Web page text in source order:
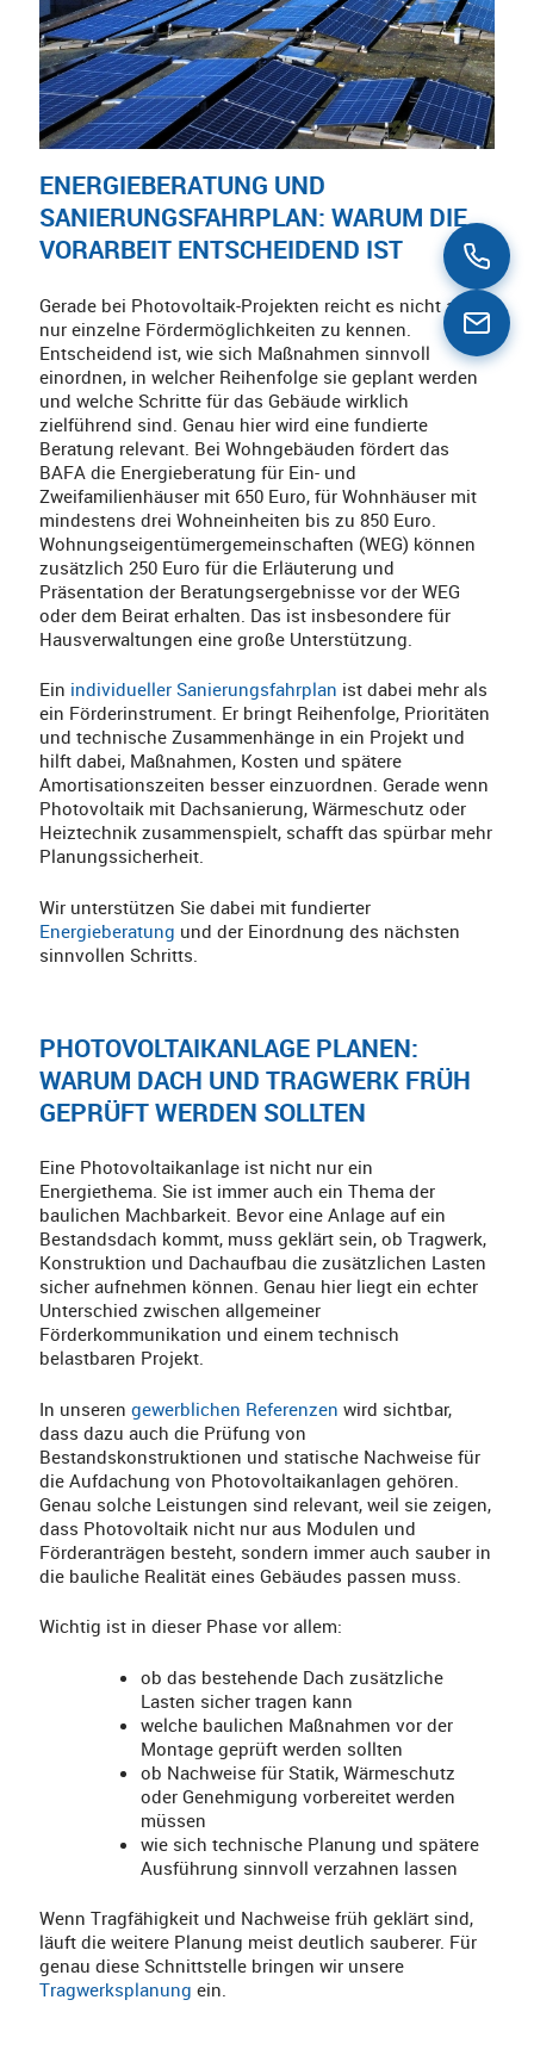
ENERGIEBERATUNG UND
SANIERUNGSFAHRPLAN: WARUM DIE
VORARBEIT ENTSCHEIDEND IST
Gerade bei Photovoltaik-Projekten reicht es nicht aus,
nur einzelne Fördermöglichkeiten zu kennen.
Entscheidend ist, wie sich Maßnahmen sinnvoll
einordnen, in welcher Reihenfolge sie geplant werden
und welche Schritte für das Gebäude wirklich
zielführend sind. Genau hier wird eine fundierte
Beratung relevant. Bei Wohngebäuden fördert das
BAFA die Energieberatung für Ein- und
Zweifamilienhäuser mit 650 Euro, für Wohnhäuser mit
mindestens drei Wohneinheiten bis zu 850 Euro.
Wohnungseigentümergemeinschaften (WEG) können
zusätzlich 250 Euro für die Erläuterung und
Präsentation der Beratungsergebnisse vor der WEG
oder dem Beirat erhalten. Das ist insbesondere für
Hausverwaltungen eine große Unterstützung.
Ein individueller Sanierungsfahrplan ist dabei mehr als
ein Förderinstrument. Er bringt Reihenfolge, Prioritäten
und technische Zusammenhänge in ein Projekt und
hilft dabei, Maßnahmen, Kosten und spätere
Amortisationszeiten besser einzuordnen. Gerade wenn
Photovoltaik mit Dachsanierung, Wärmeschutz oder
Heiztechnik zusammenspielt, schafft das spürbar mehr
Planungssicherheit.
Wir unterstützen Sie dabei mit fundierter
Energieberatung und der Einordnung des nächsten
sinnvollen Schritts.
PHOTOVOLTAIKANLAGE PLANEN:
WARUM DACH UND TRAGWERK FRÜH
GEPRÜFT WERDEN SOLLTEN
Eine Photovoltaikanlage ist nicht nur ein
Energiethema. Sie ist immer auch ein Thema der
baulichen Machbarkeit. Bevor eine Anlage auf ein
Bestandsdach kommt, muss geklärt sein, ob Tragwerk,
Konstruktion und Dachaufbau die zusätzlichen Lasten
sicher aufnehmen können. Genau hier liegt ein echter
Unterschied zwischen allgemeiner
Förderkommunikation und einem technisch
belastbaren Projekt.
In unserengewerblichen Referenzen wird sichtbar,
dass dazu auch die Prüfung von
Bestandskonstruktionen und statische Nachweise für
die Aufdachung von Photovoltaikanlagen gehören.
Genau solche Leistungen sind relevant, weil sie zeigen,
dass Photovoltaik nicht nur aus Modulen und
Förderanträgen besteht, sondern immer auch sauber in
die bauliche Realität eines Gebäudes passen muss.
Wichtig ist in dieser Phase vor allem:
ob das bestehende Dach zusätzliche
Lasten sicher tragen kann
welche baulichen Maßnahmen vor der
Montage geprüft werden sollten
ob Nachweise für Statik, Wärmeschutz
oder Genehmigung vorbereitet werden
müssen
wie sich technische Planung und spätere
Ausführung sinnvoll verzahnen lassen
Wenn Tragfähigkeit und Nachweise früh geklärt sind,
läuft die weitere Planung meist deutlich sauberer. Für
genau diese Schnittstelle bringen wir unsere
Tragwerksplanung ein.